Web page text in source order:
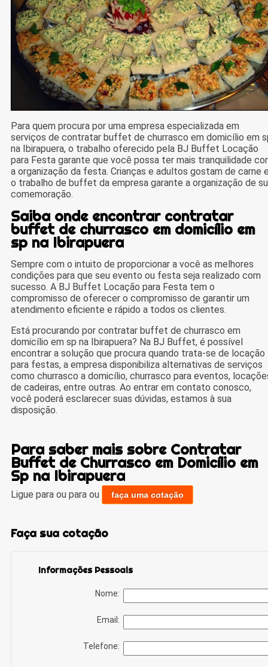
Para quem procura por uma empresa especializada em
serviços de contratar buffet de churrasco em domicílio em
na Ibirapuera, o trabalho oferecido pela BJ Buffet Locação
para Festa garante que você possa ter mais tranquilidade
a organização da festa. Crianças e adultos gostam de carne
o trabalho de buffet da empresa garante a organização de
comemoração.
Saiba onde encontrar contratar
buffet de churrasco em domicílio em
sp na Ibirapuera
Sempre com o intuito de proporcionar a você as melhores
condições para que seu evento ou festa seja realizado com
sucesso. A BJ Buffet Locação para Festa tem o
compromisso de oferecer o compromisso de garantir um
atendimento eficiente e rápido a todos os clientes.
Está procurando por contratar buffet de churrasco em
domicílio em sp na Ibirapuera? Na BJ Buffet, é possível
encontrar a solução que procura quando trata-se de locação
para festas, a empresa disponibiliza alternativas de serviços
como churrasco a domicílio, churrasco para eventos,
de cadeiras, entre outras. Ao entrar em contato conosco,
você poderá esclarecer suas dúvidas, estamos à sua
disposição.
Para saber mais sobre Contratar
Buffet de Churrasco em Domicílio em
Sp na Ibirapuera
Ligue para ou para ou faça uma cotação
Faça sua cotação
Informações Pessoais
Nome:
Email:
Telefone: